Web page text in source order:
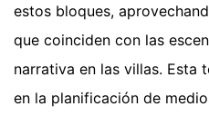
estos bloques,
que coinciden con las
narrativa en las villas. Esta
en la planificación de